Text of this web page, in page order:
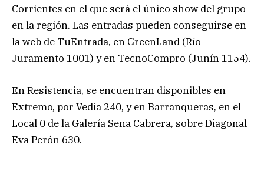
Corrientes en el que será el único show del grupo
en la región. Las entradas pueden conseguirse en
la web de TuEntrada, en GreenLand (Río
Juramento 1001) y en TecnoCompro (Junín 1154).
En Resistencia, se encuentran disponibles en
Extremo, por Vedia 240, y en Barranqueras, en el
Local 0 de la Galería Sena Cabrera, sobre Diagonal
Eva Perón 630.